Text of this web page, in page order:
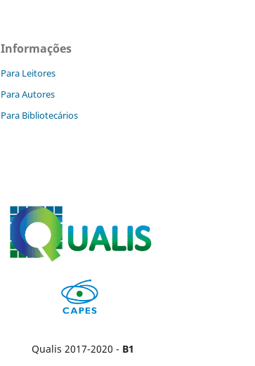
Informações
Para Leitores
Para Autores
Para Bibliotecários
Qualis 2017-2020 - B1